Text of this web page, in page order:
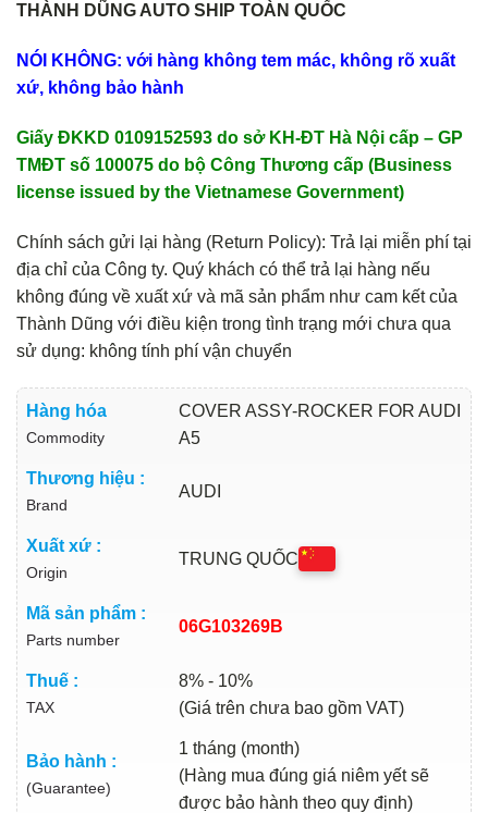
THÀNH DŨNG AUTO SHIP TOÀN QUỐC
NÓI KHÔNG: với hàng không tem mác, không rõ xuất
xứ, không bảo hành
Giấy ĐKKD 0109152593 do sở KH-ĐT Hà Nội cấp – GP
TMĐT số 100075 do bộ Công Thương cấp (Business
license issued by the Vietnamese Government)
Chính sách gửi lại hàng (Return Policy): Trả lại miễn phí tại
địa chỉ của Công ty. Quý khách có thể trả lại hàng nếu
không đúng về xuất xứ và mã sản phẩm như cam kết của
Thành Dũng với điều kiện trong tình trạng mới chưa qua
sử dụng: không tính phí vận chuyển
Hàng hóa
Commodity
COVER ASSY-ROCKER FOR AUDI
A5
Thương hiệu :
Brand
AUDI
Xuất xứ :
Origin
TRUNG QUỐC
Mã sản phẩm :
Parts number
06G103269B
Thuế :
TAX
8% - 10%
(Giá trên chưa bao gồm VAT)
Bảo hành :
(Guarantee)
1 tháng (month)
(Hàng mua đúng giá niêm yết sẽ
được bảo hành theo quy định)